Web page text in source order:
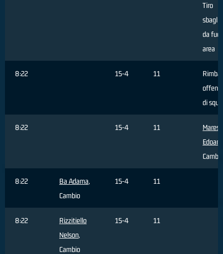
Tiro
da
area
8:22 15-4 11
di
8:22 15-4 11
Cambio
8:22 Ba Adama,
Cambio
15-4 11
8:22
Rizzitiello
Nelson,
Cambio
15-4 11